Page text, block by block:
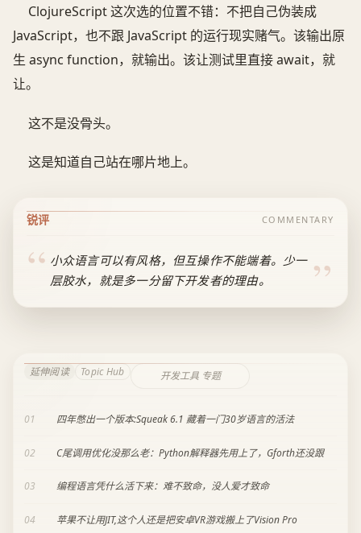
ClojureScript 这次选的位置不错：不把自己伪装成
JavaScript，也不跟 JavaScript 的运行现实赌气。该输出原
生 async function，就输出。该让测试里直接 await，就
让。
这不是没骨头。
这是知道自己站在哪片地上。
锐评 COMMENTARY
小众语言可以有风格，但互操作不能端着。少一
层胶水，就是多一分留下开发者的理由。
延伸阅读 Topic Hub 开发工具 专题
01 四年憋出一个版本:Squeak 6.1 藏着一门30岁语言的活法
02 C尾调用优化没那么老：Python解释器先用上了，Gforth还没跟
03 编程语言凭什么活下来：难不致命，没人爱才致命
04 苹果不让用JIT,这个人还是把安卓VR游戏搬上了Vision Pro